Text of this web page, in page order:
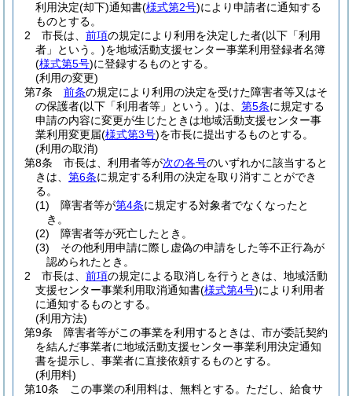
利用決定(却下)通知書(様式第2号)により申請者に通知する
ものとする。
2
市長は、 前項の規定により利用を決定した者(以下「利用
者」という。)を地域活動支援センター事業利用登録者名簿
(様式第5号)に登録するものとする。
(利用の変更)
第7条
前条の規定により利用の決定を受けた障害者等又はそ
の保護者(以下「利用者等」という。)は、 第5条に規定する
申請の内容に変更が生じたときは地域活動支援センター事
業利用変更届(様式第3号)を市長に提出するものとする。
(利用の取消)
第8条
市長は、利用者等が次の各号のいずれかに該当すると
きは、 第6条に規定する利用の決定を取り消すことができ
る。
(1)
障害者等が第4条に規定する対象者でなくなったと
き。
(2)
障害者等が死亡したとき。
(3)
その他利用申請に際し虚偽の申請をした等不正行為が
認められたとき。
2
市長は、 前項の規定による取消しを行うときは、地域活動
支援センター事業利用取消通知書(様式第4号)により利用者
に通知するものとする。
(利用方法)
第9条
障害者等がこの事業を利用するときは、市が委託契約
を結んだ事業者に地域活動支援センター事業利用決定通知
書を提示し、事業者に直接依頼するものとする。
(利用料)
第10条
この事業の利用料は、無料とする。 ただし、給食サ